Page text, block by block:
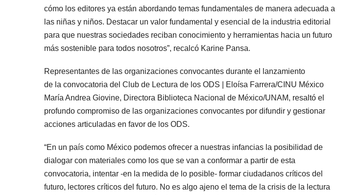
cómo los editores ya están abordando temas fundamentales de manera adecuada a
las niñas y niños. Destacar un valor fundamental y esencial de la industria editorial
para que nuestras sociedades reciban conocimiento y herramientas hacia un futuro
más sostenible para todos nosotros”, recalcó Karine Pansa.
Representantes de las organizaciones convocantes durante el lanzamiento
de la convocatoria del Club de Lectura de los ODS | Eloísa Farrera/CINU México
María Andrea Giovine, Directora Biblioteca Nacional de México/UNAM, resaltó el
profundo compromiso de las organizaciones convocantes por difundir y gestionar
acciones articuladas en favor de los ODS.
“En un país como México podemos ofrecer a nuestras infancias la posibilidad de
dialogar con materiales como los que se van a conformar a partir de esta
convocatoria, intentar -en la medida de lo posible- formar ciudadanos críticos del
futuro, lectores críticos del futuro. No es algo ajeno el tema de la crisis de la lectura